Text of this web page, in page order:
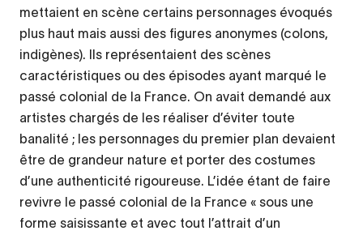
mettaient en scène certains personnages évoqués
plus haut mais aussi des figures anonymes (colons,
indigènes). Ils représentaient des scènes
caractéristiques ou des épisodes ayant marqué le
passé colonial de la France. On avait demandé aux
artistes chargés de les réaliser d’éviter toute
banalité ; les personnages du premier plan devaient
être de grandeur nature et porter des costumes
d’une authenticité rigoureuse. L’idée étant de faire
revivre le passé colonial de la France « sous une
forme saisissante et avec tout l’attrait d’un